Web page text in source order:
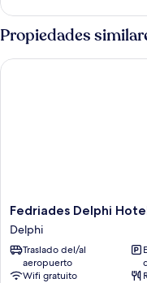
Propiedades
Fedriades
Delphi
Hotel
Delphi
Fedriades Delphi
Delphi
Traslado del/al
aeropuerto
Wifi gratuito
Fedriades Delphi Hotel